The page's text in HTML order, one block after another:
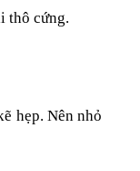
thô cứng.
hẹp. Nên nhỏ